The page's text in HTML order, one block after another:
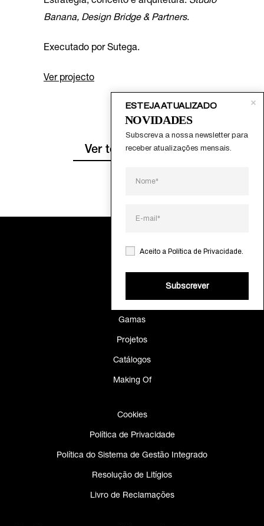
Banana, Design Bridge & Partners.
Executado por Sutega.
Ver projecto
Ver todos artigos
Gamas
Projetos
Catálogos
Making Of
Cookies
Política de Privacidade
Política do Sistema de Gestão Integrado
Resolução de Litígios
Livro de Reclamações
Aceito a Política de Privacidade.
Subscrever
ESTEJA ATUALIZADO
Subscreva a nossa newsletter para
receber atualizações mensais.
NOVIDADES